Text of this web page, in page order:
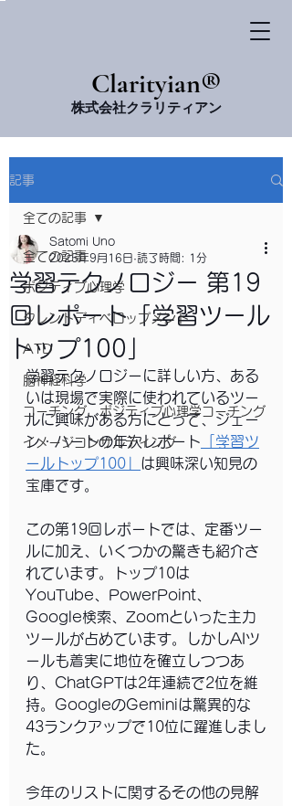
​Clarityian®
株式会社クラリティアン
記事
全ての記事
ポジティブ心理学
タレントディベロップメント
ATD
脳神経科学
コーチング、ポジティブ心理学コーチング
イメージコンサルティング
全ての記事
学習テクノロジー 第19
回レポート「学習ツール
トップ100」
Satomi Uno
2025年9月16日 読了時間: 1分
学習テクノロジーに詳しい方、ある
いは現場で実際に使われているツー
ルに興味がある方にとって、ジェー
ン・ハートの年次レポート 「学習ツ
ールトップ100」 は興味深い知見の
宝庫です。
この第19回レポートでは、定番ツー
ルに加え、いくつかの驚きも紹介さ
れています。トップ10は
YouTube、PowerPoint、
Google検索、Zoomといった主力
ツールが占めています。しかしAIツ
ールも着実に地位を確立しつつあ
り、ChatGPTは2年連続で2位を維
持。GoogleのGeminiは驚異的な
43ランクアップで10位に躍進しまし
た。
今年のリストに関するその他の見解